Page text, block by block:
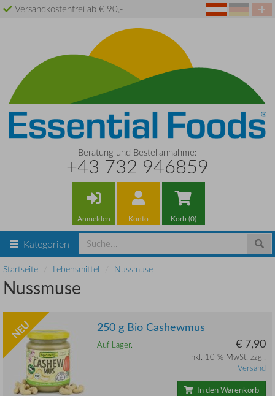
Versandkostenfrei ab € 90,-
Beratung und Bestellannahme:
+43 732 946859
Anmelden Konto Korb (0)
Kategorien
Startseite Lebensmittel Nussmuse
Nussmuse
NEU 250 g Bio Cashewmus
Auf Lager. € 7,90
inkl. 10 % MwSt. zzgl.
Versand
In den Warenkorb